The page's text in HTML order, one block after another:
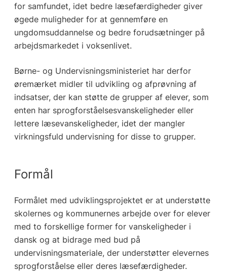
for samfundet, idet bedre læsefærdigheder giver
øgede muligheder for at gennemføre en
ungdomsuddannelse og bedre forudsætninger på
arbejdsmarkedet i voksenlivet.
Børne- og Undervisningsministeriet har derfor
øremærket midler til udvikling og afprøvning af
indsatser, der kan støtte de grupper af elever, som
enten har sprogforståelsesvanskeligheder eller
lettere læsevanskeligheder, idet der mangler
virkningsfuld undervisning for disse to grupper.
Formål
Formålet med udviklingsprojektet er at understøtte
skolernes og kommunernes arbejde over for elever
med to forskellige former for vanskeligheder i
dansk og at bidrage med bud på
undervisningsmateriale, der understøtter elevernes
sprogforståelse eller deres læsefærdigheder.